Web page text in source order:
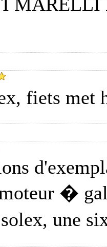
fiets met
moteur �
une